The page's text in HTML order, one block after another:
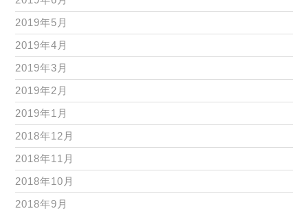
2019年5月
2019年4月
2019年3月
2019年2月
2019年1月
2018年12月
2018年11月
2018年10月
2018年9月